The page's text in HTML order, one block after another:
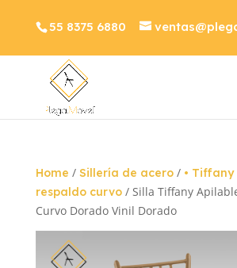
55 8375 6880
Home / Sillería de acero/ •
respaldo curvo/ Silla Tiffany
Curvo Dorado Vinil Dorado